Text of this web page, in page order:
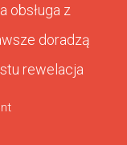
obsługa z
doradzą
rewelacja